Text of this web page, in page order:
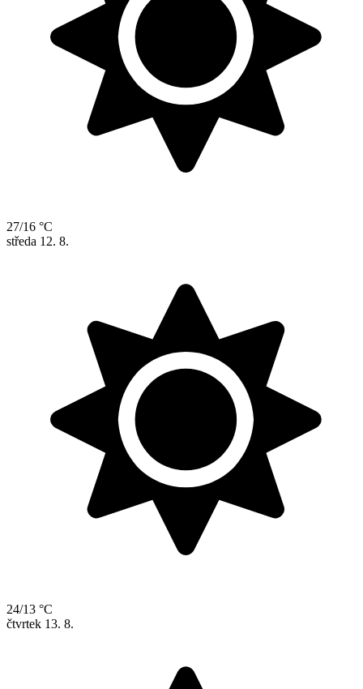
27/16 °C
středa 12. 8.
24/13 °C
čtvrtek 13. 8.